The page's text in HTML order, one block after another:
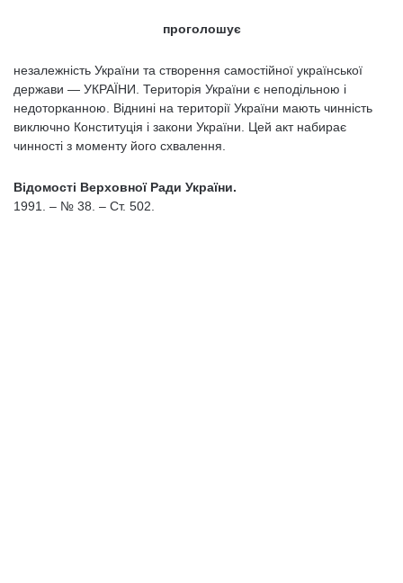
проголошує
незалежність України та створення самостійної української
держави — УКРАЇНИ. Територія України є неподільною і
недоторканною. Віднині на території України мають чинність
виключно Конституція і закони України. Цей акт набирає
чинності з моменту його схвалення.
Відомості Верховної Ради України.
1991. – № 38. – Ст. 502.